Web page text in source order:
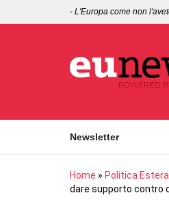
- L'Europa come non
Newsletter
Home » Politica Estera
dare supporto contro